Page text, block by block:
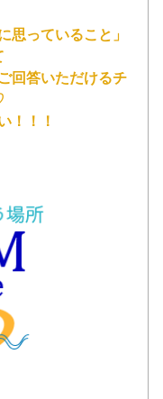
思っていること」
回答いただけるチ
！！！